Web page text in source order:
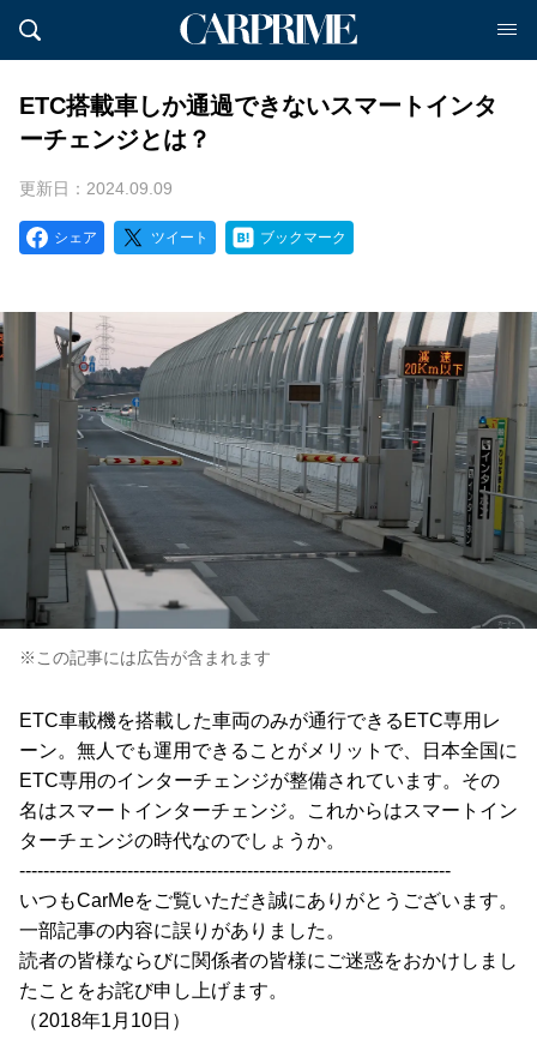
ETC搭載車しか通過できないスマートインタ
ーチェンジとは？
更新日：2024.09.09
シェア ツイート ブックマーク
※この記事には広告が含まれます
ETC車載機を搭載した車両のみが通行できるETC専用レ
ーン。無人でも運用できることがメリットで、日本全国に
ETC専用のインターチェンジが整備されています。その
名はスマートインターチェンジ。これからはスマートイン
ターチェンジの時代なのでしょうか。
------------------------------------------------------------------------
いつもCarMeをご覧いただき誠にありがとうございます。
一部記事の内容に誤りがありました。
読者の皆様ならびに関係者の皆様にご迷惑をおかけしまし
たことをお詫び申し上げます。
（2018年1月10日）